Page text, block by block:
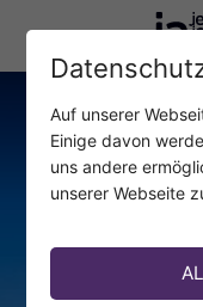
Auf unserer
Einige davon
uns andere
unserer Webseite